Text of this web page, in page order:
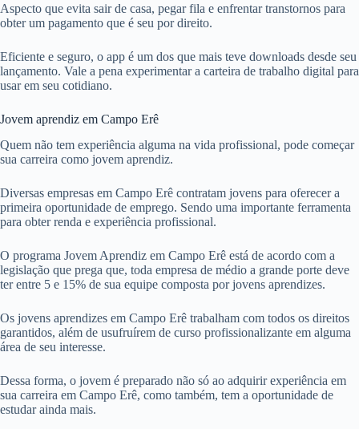
Aspecto que evita sair de casa, pegar fila e enfrentar transtornos para
obter um pagamento que é seu por direito.
Eficiente e seguro, o app é um dos que mais teve downloads desde seu
lançamento. Vale a pena experimentar a carteira de trabalho digital para
usar em seu cotidiano.
Jovem aprendiz em Campo Erê
Quem não tem experiência alguma na vida profissional, pode começar
sua carreira como jovem aprendiz.
Diversas empresas em Campo Erê contratam jovens para oferecer a
primeira oportunidade de emprego. Sendo uma importante ferramenta
para obter renda e experiência profissional.
O programa Jovem Aprendiz em Campo Erê está de acordo com a
legislação que prega que, toda empresa de médio a grande porte deve
ter entre 5 e 15% de sua equipe composta por jovens aprendizes.
Os jovens aprendizes em Campo Erê trabalham com todos os direitos
garantidos, além de usufruírem de curso profissionalizante em alguma
área de seu interesse.
Dessa forma, o jovem é preparado não só ao adquirir experiência em
sua carreira em Campo Erê, como também, tem a oportunidade de
estudar ainda mais.